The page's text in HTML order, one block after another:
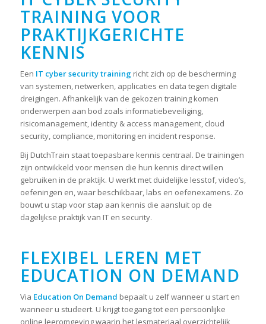
TRAINING VOOR
PRAKTIJKGERICHTE
KENNIS
Een IT cyber security trainingricht zich op de bescherming
van systemen, netwerken, applicaties en data tegen digitale
dreigingen. Afhankelijk van de gekozen training komen
onderwerpen aan bod zoals informatiebeveiliging,
risicomanagement, identity & access management, cloud
security, compliance, monitoring en incident response.
Bij DutchTrain staat toepasbare kennis centraal. De trainingen
zijn ontwikkeld voor mensen die hun kennis direct willen
gebruiken in de praktijk. U werkt met duidelijke lesstof, video’s,
oefeningen en, waar beschikbaar, labs en oefenexamens. Zo
bouwt u stap voor stap aan kennis die aansluit op de
dagelijkse praktijk van IT en security.
FLEXIBEL LEREN MET
EDUCATION ON DEMAND
Via Education On Demand bepaalt u zelf wanneer u start en
wanneer u studeert. U krijgt toegang tot een persoonlijke
online leeromgeving waarin het lesmateriaal overzichtelijk